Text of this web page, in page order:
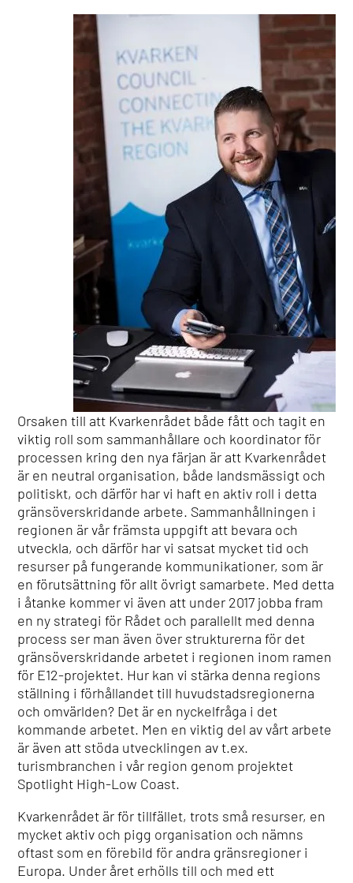
Orsaken till att Kvarkenrådet både fått och tagit en
viktig roll som sammanhållare och koordinator för
processen kring den nya färjan är att Kvarkenrådet
är en neutral organisation, både landsmässigt och
politiskt, och därför har vi haft en aktiv roll i detta
gränsöverskridande arbete. Sammanhållningen i
regionen är vår främsta uppgift att bevara och
utveckla, och därför har vi satsat mycket tid och
resurser på fungerande kommunikationer, som är
en förutsättning för allt övrigt samarbete. Med detta
i åtanke kommer vi även att under 2017 jobba fram
en ny strategi för Rådet och parallellt med denna
process ser man även över strukturerna för det
gränsöverskridande arbetet i regionen inom ramen
för E12-projektet. Hur kan vi stärka denna regions
ställning i förhållandet till huvudstadsregionerna
och omvärlden? Det är en nyckelfråga i det
kommande arbetet. Men en viktig del av vårt arbete
är även att stöda utvecklingen av t.ex.
turismbranchen i vår region genom projektet
Spotlight High-Low Coast.
Kvarkenrådet är för tillfället, trots små resurser, en
mycket aktiv och pigg organisation och nämns
oftast som en förebild för andra gränsregioner i
Europa. Under året erhölls till och med ett